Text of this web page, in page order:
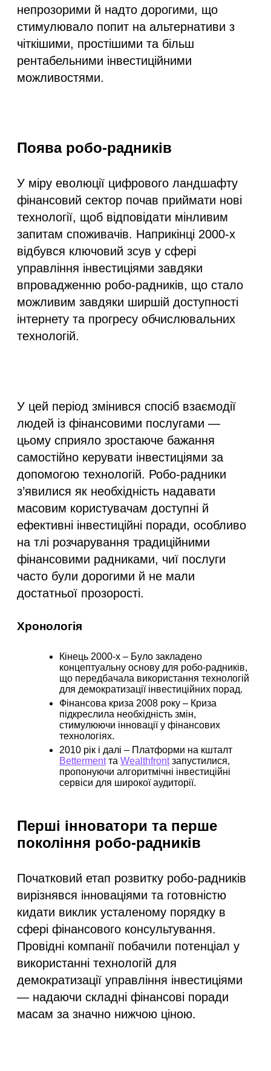
непрозорими й надто дорогими, що
стимулювало попит на альтернативи з
чіткішими, простішими та більш
рентабельними інвестиційними
можливостями.
Поява робо-радників
У міру еволюції цифрового ландшафту
фінансовий сектор почав приймати нові
технології, щоб відповідати мінливим
запитам споживачів. Наприкінці 2000-х
відбувся ключовий зсув у сфері
управління інвестиціями завдяки
впровадженню робо-радників, що стало
можливим завдяки ширшій доступності
інтернету та прогресу обчислювальних
технологій.
У цей період змінився спосіб взаємодії
людей із фінансовими послугами —
цьому сприяло зростаюче бажання
самостійно керувати інвестиціями за
допомогою технологій. Робо-радники
з’явилися як необхідність надавати
масовим користувачам доступні й
ефективні інвестиційні поради, особливо
на тлі розчарування традиційними
фінансовими радниками, чиї послуги
часто були дорогими й не мали
достатньої прозорості.
Хронологія
Кінець 2000-х – Було закладено
концептуальну основу для робо-радників,
що передбачала використання технологій
для демократизації інвестиційних порад.
Фінансова криза 2008 року – Криза
підкреслила необхідність змін,
стимулюючи інновації у фінансових
технологіях.
2010 рік і далі – Платформи на кшталт
Bettermentта Wealthfrontзапустилися,
пропонуючи алгоритмічні інвестиційні
сервіси для широкої аудиторії.
Перші інноватори та перше
покоління робо-радників
Початковий етап розвитку робо-радників
вирізнявся інноваціями та готовністю
кидати виклик усталеному порядку в
сфері фінансового консультування.
Провідні компанії побачили потенціал у
використанні технологій для
демократизації управління інвестиціями
— надаючи складні фінансові поради
масам за значно нижчою ціною.